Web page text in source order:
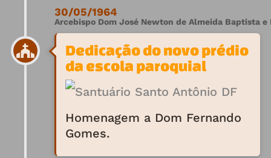
30/05/1964
Arcebispo Dom José Newton de Almeida Baptista
Dedicação do novo prédio
da escola paroquial
Homenagem a Dom Fernando
Gomes.